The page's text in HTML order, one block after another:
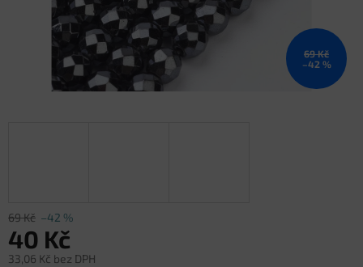
69 Kč
–42 %
69 Kč –42 %
40 Kč
33,06 Kč bez DPH